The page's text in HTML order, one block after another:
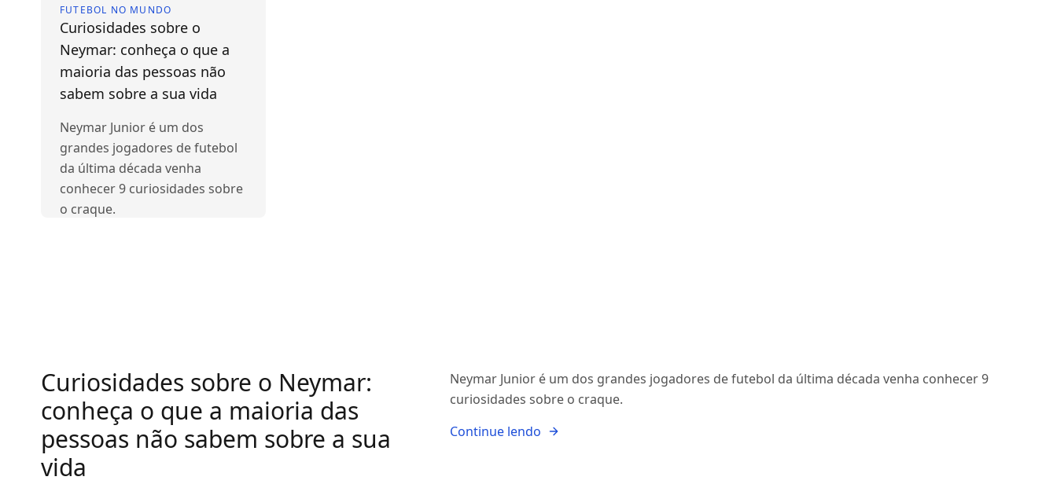
FUTEBOL NO MUNDO
Curiosidades sobre o
Neymar: conheça o que a
maioria das pessoas não
sabem sobre a sua vida
Neymar Junior é um dos
grandes jogadores de futebol
da última década venha
conhecer 9 curiosidades sobre
o craque.
Curiosidades sobre o Neymar:
conheça o que a maioria das
pessoas não sabem sobre a sua
vida
Neymar Junior é um dos grandes jogadores de futebol da última década venha conhecer 9
curiosidades sobre o craque.
Continue lendo